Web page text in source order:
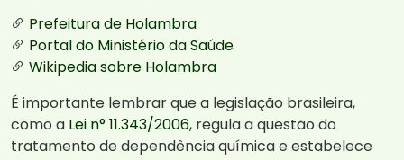
Prefeitura de Holambra
Portal do Ministério da Saúde
Wikipedia sobre Holambra
É importante lembrar que a legislação brasileira,
como a Lei n° 11.343/2006, regula a questão do
tratamento de dependência química e estabelece